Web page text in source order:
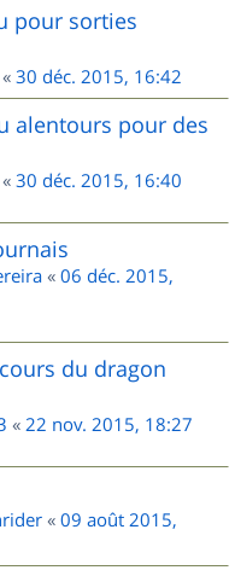
pour sorties
« 30 déc. 2015, 16:42
alentours pour des
« 30 déc. 2015, 16:40
« 06 déc. 2015,
du dragon
« 22 nov. 2015, 18:27
« 09 août 2015,